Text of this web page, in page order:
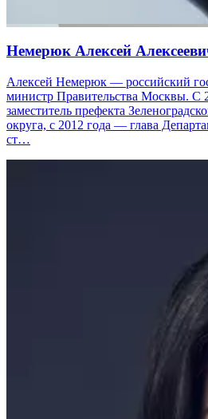
Немерюк Алексей
Алексей Немерюк — российский
министр Правительства Москвы. С
заместитель префекта
округа, с 2012 года — глава
ст…